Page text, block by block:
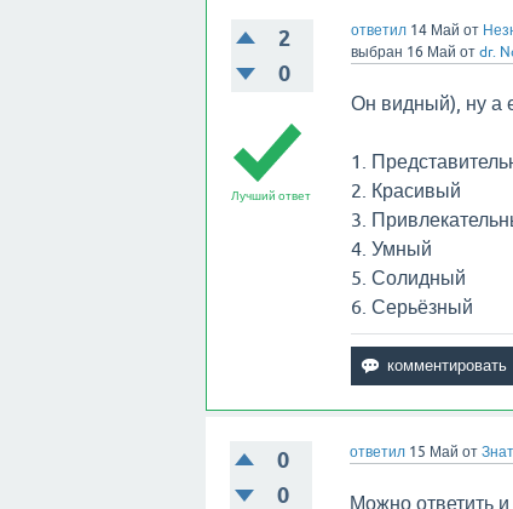
2
0
ответил 14 Май от
выбран 16 Май от dr.
Лучший ответ
Он видный), ну а
1.
2. Красивый
3.
4. Умный
5. Солидный
6. Серьёзный
0
0
ответил 15 Май от
Можно ответить и